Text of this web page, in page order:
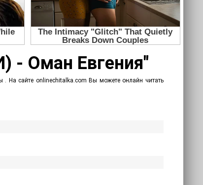
- Оман Евгения"
. На сайте onlinechitalka.com Вы можете онлайн читать